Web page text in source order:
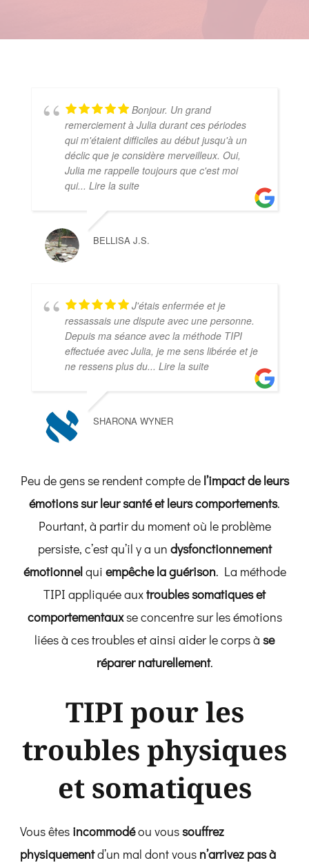
Bonjour. Un grand
remerciement à Julia durant ces périodes
qui m'étaient difficiles au début jusqu'à un
déclic que je considère merveilleux. Oui,
Julia me rappelle toujours que c'est moi
qui... Lire la suite
BELLISA J.S.
J'étais enfermée et je
ressassais une dispute avec une personne.
Depuis ma séance avec la méthode TIPI
effectuée avec Julia, je me sens libérée et je
ne ressens plus du... Lire la suite
SHARONA WYNER
Peu de gens se rendent compte del’impact de leurs
émotions sur leur santé et leurs comportements.
Pourtant, à partir du moment où le problème
persiste, c’est qu’il y a un dysfonctionnement
émotionnelqui empêche la guérison. La méthode
TIPI appliquée auxtroubles somatiques et
comportementauxse concentre sur les émotions
liées à ces troubles et ainsi aider le corps à se
réparer naturellement.
TIPI pour les
troubles physiques
et somatiques
Vous êtes incommodéou voussouffrez
physiquementd’un mal dont vous n’arrivez pas à